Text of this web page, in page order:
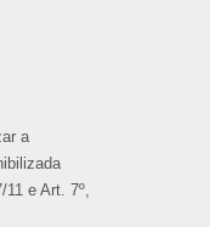
a
e Art. 7º,